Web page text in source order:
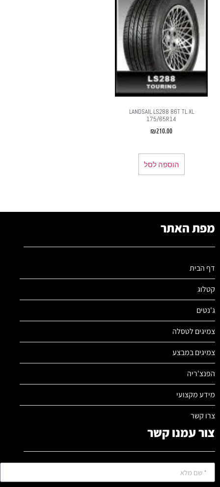
LANDSAIL LS288 86T TL XL
175/65R14
₪210.00
הוספה לסל
מפת האתר
דף הבית
קטלוג
ג'נטים
צמיגים לטסלה
צמיגים במבצע
הפנצ'ריה
מידע מקצועי
צרו קשר
צור עמנו קשר